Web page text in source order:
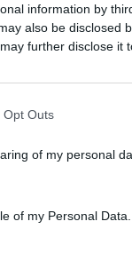
information by
also be disclosed
further disclose it
Opt Outs
of my personal
of my Personal Data.
Leben Liebe Freude